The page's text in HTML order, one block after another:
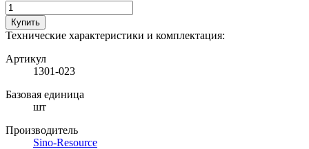
Купить
Технические характеристики и комплектация:
Артикул
1301-023
Базовая единица
шт
Производитель
Sino-Resource